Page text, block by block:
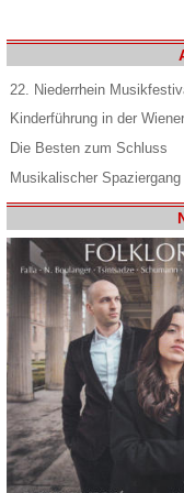
22. Niederrhein
Kinderführung in der
Die Besten zum Schluss
Musikalischer